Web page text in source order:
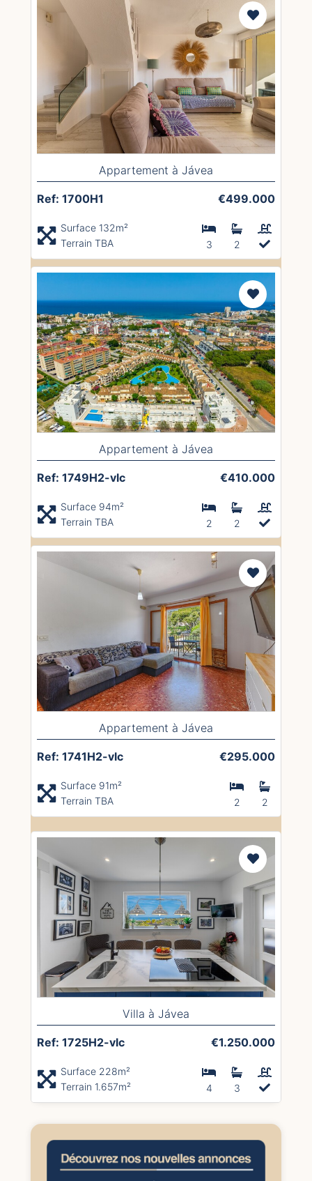
Appartement à Jávea
Ref: 1700H1 €499.000
Surface 132m²
Terrain TBA
3 2
Appartement à Jávea
Ref: 1749H2-vlc €410.000
Surface 94m²
Terrain TBA
2 2
Appartement à Jávea
Ref: 1741H2-vlc €295.000
Surface 91m²
Terrain TBA
2 2
Villa à Jávea
Ref: 1725H2-vlc €1.250.000
Surface 228m²
Terrain 1.657m²
4 3